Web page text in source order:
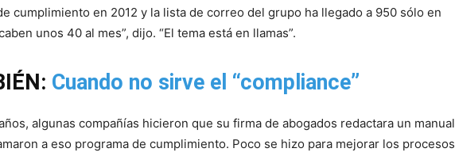
cumplimiento en 2012 y la lista de correo del grupo ha llegado a 950 sólo en
unos 40 al mes”, dijo. “El tema está en llamas”.
Cuando no sirve el “compliance”
algunas compañías hicieron que su firma de abogados redactara un manual
a eso programa de cumplimiento. Poco se hizo para mejorar los procesos